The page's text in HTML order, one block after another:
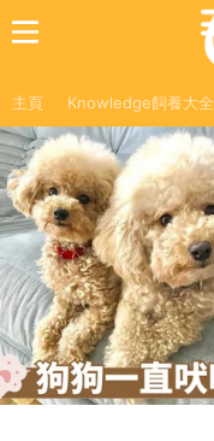
主頁 Knowledge飼養大全